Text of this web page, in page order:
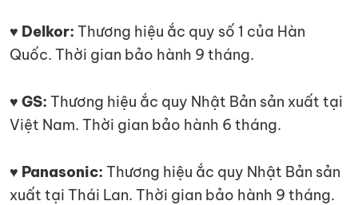
♥ Delkor: Thương hiệu ắc quy số 1 của Hàn
Quốc. Thời gian bảo hành 9 tháng.
♥ GS: Thương hiệu ắc quy Nhật Bản sản xuất tại
Việt Nam. Thời gian bảo hành 6 tháng.
♥ Panasonic: Thương hiệu ắc quy Nhật Bản sản
xuất tại Thái Lan. Thời gian bảo hành 9 tháng.